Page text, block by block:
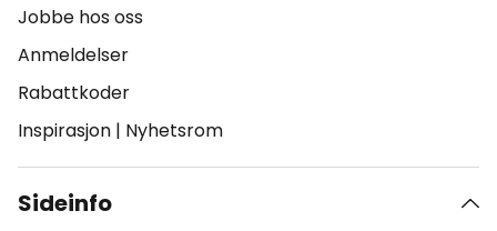
Jobbe hos oss
Anmeldelser
Rabattkoder
Inspirasjon | Nyhetsrom
Sideinfo